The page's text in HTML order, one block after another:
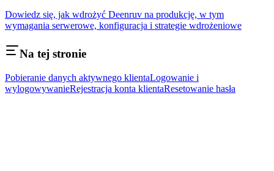
Dowiedz się, jak wdrożyć Deenruv na produkcję, w tym
wymagania serwerowe, konfiguracja i strategie wdrożeniowe
Na tej stronie
Pobieranie danych aktywnego klientaLogowanie i
wylogowywanieRejestracja konta klientaResetowanie hasła